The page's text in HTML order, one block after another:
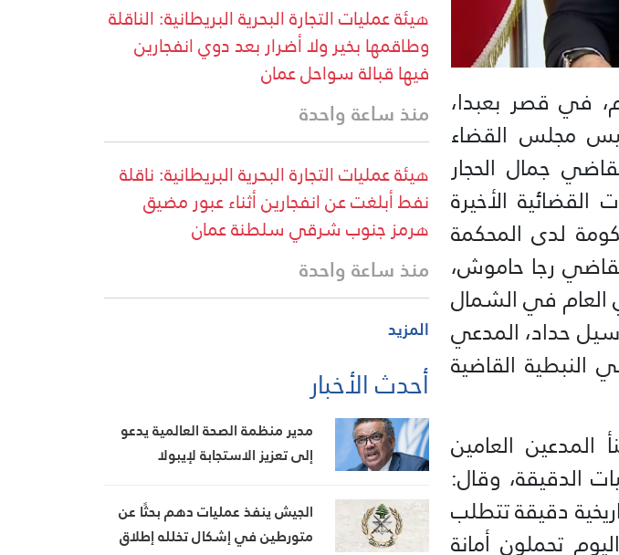
في قصر بعبدا،
مجلس القضاء
جمال الحجار
الأخيرة
لدى المحكمة
رجا حاموش،
العام في الشمال
حداد، المدعي
النبطية القاضية
العامين
الدقيقة، وقال:
دقيقة تتطلب
تحملون أمانة
هيئة عمليات التجارة البحرية البريطانية: الناقلة
وطاقمها بخير ولا أضرار بعد دوي انفجارين
فيها قبالة سواحل عمان
منذ ساعة واحدة
هيئة عمليات التجارة البحرية البريطانية: ناقلة
نفط أبلغت عن انفجارين أثناء عبور مضيق
هرمز جنوب شرقي سلطنة عمان
منذ ساعة واحدة
المزيد
أحدث الأخبار
مدير منظمة الصحة العالمية يدعو
إلى تعزيز الاستجابة لإيبولا
الجيش ينفذ عمليات دهم بحثًا عن
متورطين في إشكال تخلله إطلاق